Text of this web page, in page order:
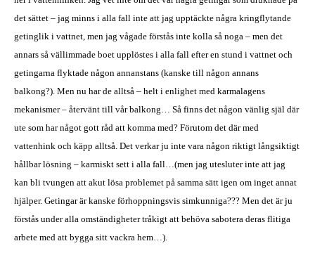
det sättet – jag minns i alla fall inte att jag upptäckte några kringflytande
getinglik i vattnet, men jag vågade förstås inte kolla så noga – men det
annars så vällimmade boet upplöstes i alla fall efter en stund i vattnet och
getingarna flyktade någon annanstans (kanske till någon annans
balkong?). Men nu har de alltså – helt i enlighet med karmalagens
mekanismer – återvänt till vår balkong… Så finns det någon vänlig själ där
ute som har något gott råd att komma med? Förutom det där med
vattenhink och käpp alltså. Det verkar ju inte vara någon riktigt långsiktigt
hållbar lösning – karmiskt sett i alla fall…(men jag utesluter inte att jag
kan bli tvungen att akut lösa problemet på samma sätt igen om inget annat
hjälper. Getingar är kanske förhoppningsvis simkunniga??? Men det är ju
förstås under alla omständigheter tråkigt att behöva sabotera deras flitiga
arbete med att bygga sitt vackra hem…).